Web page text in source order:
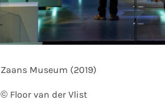
Zaans Museum (2019)
© Floor van der Vlist